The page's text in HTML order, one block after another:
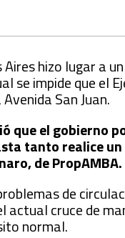
Aires hizo lugar a
se impide que el
San Juan.
que el gobierno
tanto realice
de PropAMBA.
de
cruce de
normal.